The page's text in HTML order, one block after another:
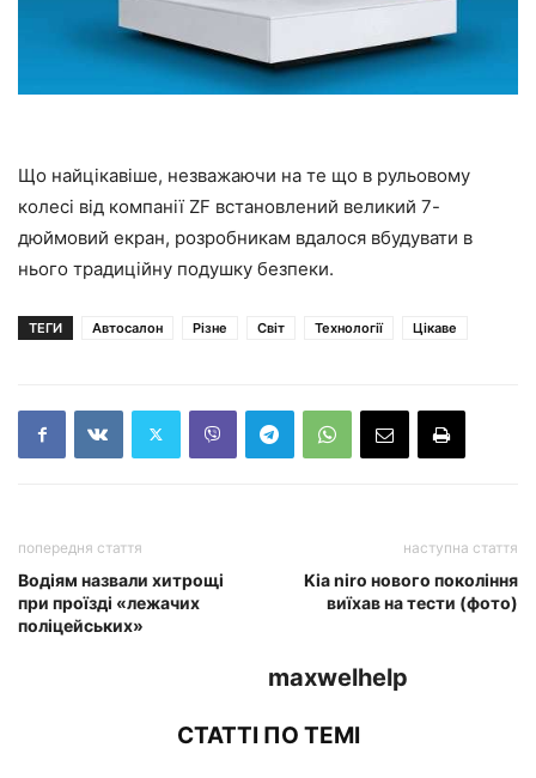
Що найцікавіше, незважаючи на те що в рульовому
колесі від компанії ZF встановлений великий 7-
дюймовий екран, розробникам вдалося вбудувати в
нього традиційну подушку безпеки.
ТЕГИ Автосалон Різне Світ Технології Цікаве
попередня стаття
Водіям назвали хитрощі
при проїзді «лежачих
поліцейських»
наступна стаття
Kia niro нового покоління
виїхав на тести (фото)
maxwelhelp
СТАТТІ ПО ТЕМІ